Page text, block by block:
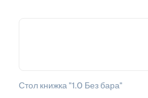
Стол книжка "1.0 Без бара"